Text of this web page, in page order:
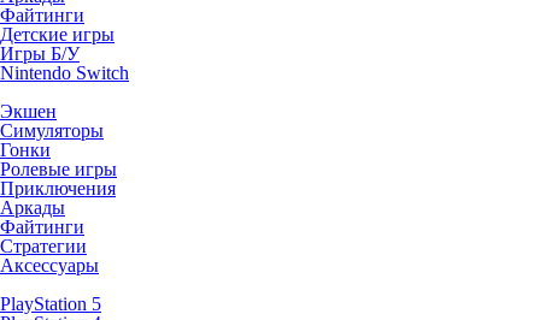
Файтинги
Детские игры
Игры Б/У
Nintendo Switch
Экшен
Симуляторы
Гонки
Ролевые игры
Приключения
Аркады
Файтинги
Стратегии
Аксессуары
PlayStation 5